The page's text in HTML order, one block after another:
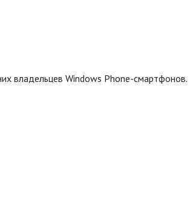
владельцев Windows Phone-смартфонов.